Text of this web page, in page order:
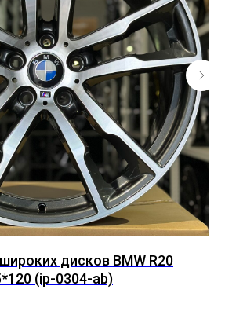
дисков BMW R20
(ip-0304-ab)